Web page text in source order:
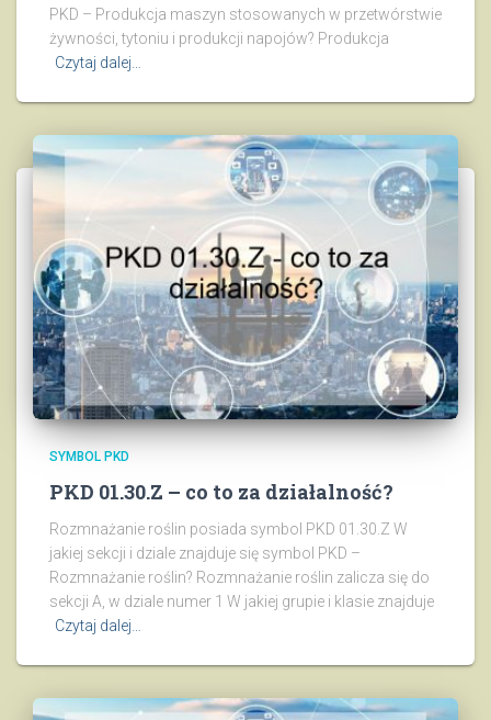
PKD – Produkcja maszyn stosowanych w przetwórstwie
żywności, tytoniu i produkcji napojów? Produkcja
Czytaj dalej…
SYMBOL PKD
PKD 01.30.Z – co to za działalność?
Rozmnażanie roślin posiada symbol PKD 01.30.Z W
jakiej sekcji i dziale znajduje się symbol PKD –
Rozmnażanie roślin? Rozmnażanie roślin zalicza się do
sekcji A, w dziale numer 1 W jakiej grupie i klasie znajduje
Czytaj dalej…